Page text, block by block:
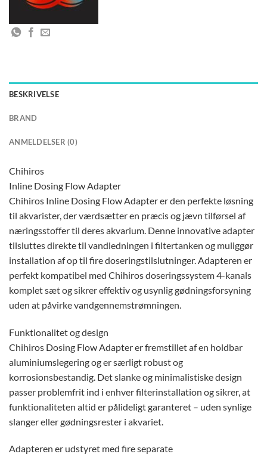
BESKRIVELSE
BRAND
ANMELDELSER (0)
Chihiros
Inline Dosing Flow Adapter
Chihiros Inline Dosing Flow Adapter er den perfekte løsning
til akvarister, der værdsætter en præcis og jævn tilførsel af
næringsstoffer til deres akvarium. Denne innovative adapter
tilsluttes direkte til vandledningen i filtertanken og muliggør
installation af op til fire doseringstilslutninger. Adapteren er
perfekt kompatibel med Chihiros doseringssystem 4-kanals
komplet sæt og sikrer effektiv og usynlig gødningsforsyning
uden at påvirke vandgennemstrømningen.
Funktionalitet og design
Chihiros Dosing Flow Adapter er fremstillet af en holdbar
aluminiumslegering og er særligt robust og
korrosionsbestandig. Det slanke og minimalistiske design
passer problemfrit ind i enhver filterinstallation og sikrer, at
funktionaliteten altid er pålideligt garanteret – uden synlige
slanger eller gødningsrester i akvariet.
Adapteren er udstyret med fire separate